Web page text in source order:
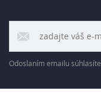
Odoslaním emailu